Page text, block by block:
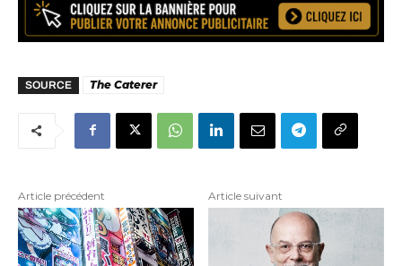
SOURCE The Caterer
Article précédent Article suivant